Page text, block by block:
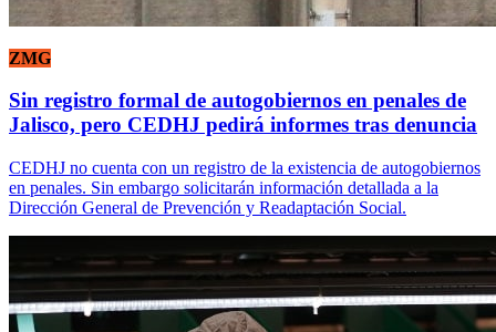
ZMG
Sin registro formal de autogobiernos en penales de
Jalisco, pero CEDHJ pedirá informes tras denuncia
CEDHJ no cuenta con un registro de la existencia de autogobiernos
en penales. Sin embargo solicitarán información detallada a la
Dirección General de Prevención y Readaptación Social.